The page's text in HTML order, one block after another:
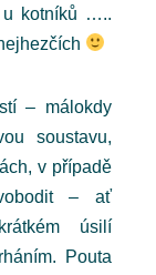
u kotníků …..
– málokdy
soustavu,
v případě
– ať
úsilí
Pouta